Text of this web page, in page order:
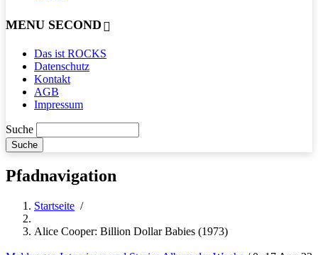
MENU SECOND
Das ist ROCKS
Datenschutz
Kontakt
AGB
Impressum
Suche
Pfadnavigation
Startseite /
Alice Cooper: Billion Dollar Babies (1973)